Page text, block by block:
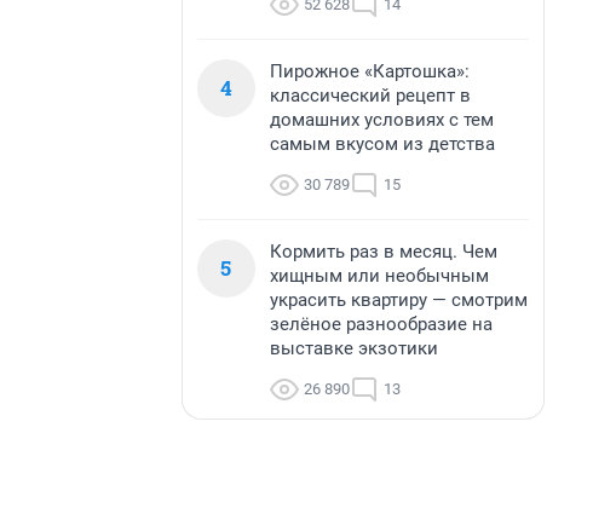
52 628 14
4
Пирожное «Картошка»:
классический рецепт в
домашних условиях с тем
самым вкусом из детства
30 789 15
5
Кормить раз в месяц. Чем
хищным или необычным
украсить квартиру — смотрим
зелёное разнообразие на
выставке экзотики
26 890 13